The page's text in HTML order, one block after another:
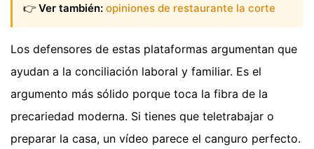
👉 Ver también: opiniones de restaurante la corte
Los defensores de estas plataformas argumentan que
ayudan a la conciliación laboral y familiar. Es el
argumento más sólido porque toca la fibra de la
precariedad moderna. Si tienes que teletrabajar o
preparar la casa, un vídeo parece el canguro perfecto.